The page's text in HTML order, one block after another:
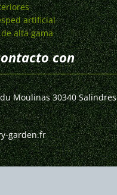
artificial
alta gama
con
Moulinas 30340 Salindres
garden.fr